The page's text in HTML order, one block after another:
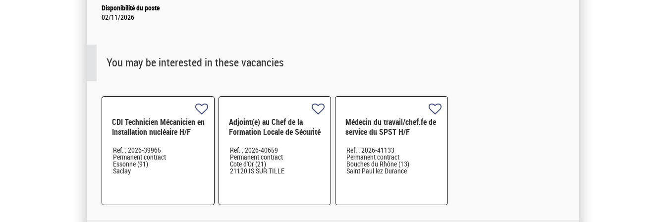
Disponibilité du poste
02/11/2026
You may be interested in these vacancies
CDI Technicien Mécanicien en
Installation nucléaire H/F
Ref. : 2026-39965
Permanent contract
Essonne (91)
Saclay
Adjoint(e) au Chef de la
Formation Locale de Sécurité
Ref. : 2026-40659
Permanent contract
Cote d'Or (21)
21120 IS SUR TILLE
Médecin du travail/chef.fe de
service du SPST H/F
Ref. : 2026-41133
Permanent contract
Bouches du Rhône (13)
Saint Paul lez Durance